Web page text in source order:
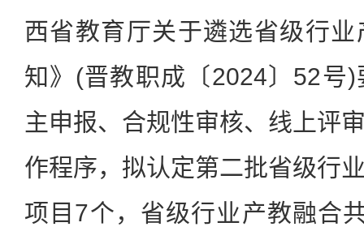
西省教育厅关于遴选省级行
知》(晋教职成〔2024〕52号
主申报、合规性审核、线上评
作程序，拟认定第二批省级行
项目7个，省级行业产教融合